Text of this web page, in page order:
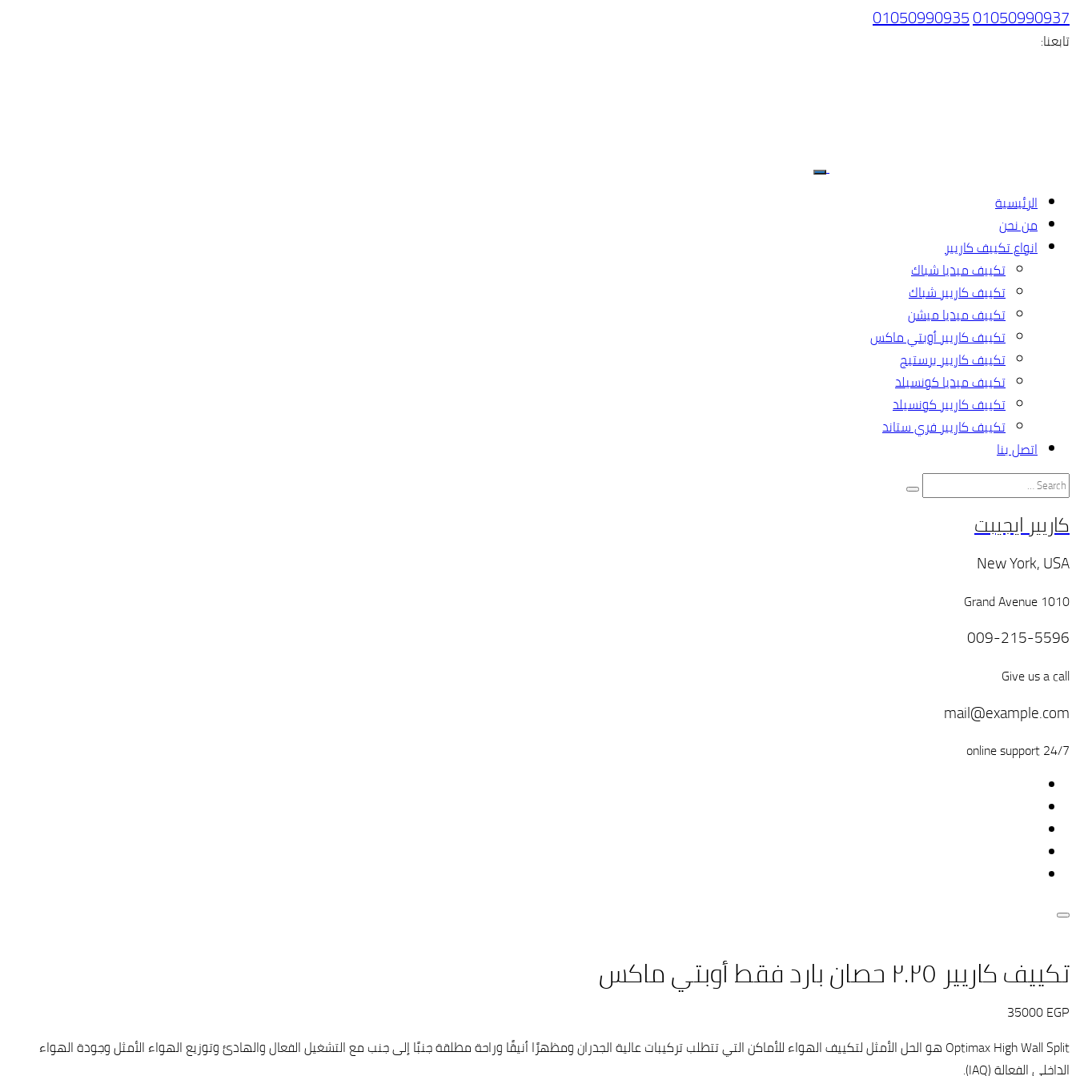
01050990937
01050990935
تابعنا:
الرئيسية
من نحن
انواع تكييف كاريير
تكييف ميديا شباك
تكييف كاريير شباك
تكييف ميديا ميشن
تكييف كاريير أوبتي ماكس
تكييف كاريير برستيج
تكييف ميديا كونسيلد
تكييف كاريير كونسيلد
تكييف كاريير فري ستاند
اتصل بنا
كاريير ايجيبت
New York, USA
1010 Grand Avenue
009-215-5596
Give us a call
mail@example.com
24/7 online support
تكييف كاريير ٢.٢٥ حصان بارد فقط أوبتي ماكس
35000EGP
Optimax High Wall Split هو الحل الأمثل لتكييف الهواء للأماكن التي تتطلب تركيبات عالية الجدران ومظهرًا أنيقًا وراحة مطلقة جنبًا إلى جنب مع التشغيل الفعال والهادئ وتوزيع الهواء الأمثل وجودة الهواء
الداخلي الفعالة (IAQ).